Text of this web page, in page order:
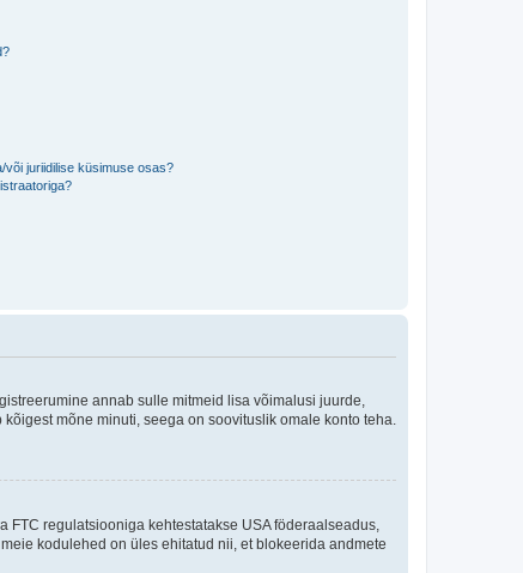
või juriidilise küsimuse osas?
annab sulle mitmeid lisa võimalusi juurde,
mõne minuti, seega on soovituslik omale konto teha.
regulatsiooniga kehtestatakse USA föderaalseadus,
kodulehed on üles ehitatud nii, et blokeerida andmete